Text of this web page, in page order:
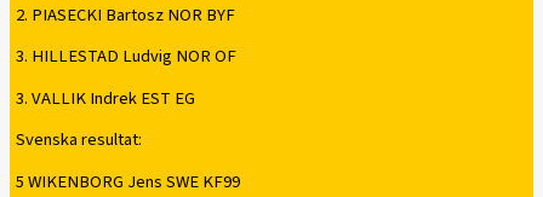
2. PIASECKI Bartosz NOR BYF
3. HILLESTAD Ludvig NOR OF
3. VALLIK Indrek EST EG
Svenska resultat:
5 WIKENBORG Jens SWE KF99